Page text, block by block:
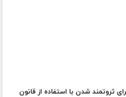
طلایی برای ثروتمند شدن با استفاده از قانون